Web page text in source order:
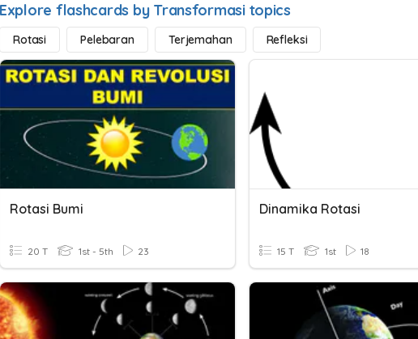
Explore flashcards by Transformasi topics
Rotasi Pelebaran Terjemahan Refleksi
Rotasi Bumi
20 T 1st - 5th 23
Dinamika Rotasi
15 T 1st 18